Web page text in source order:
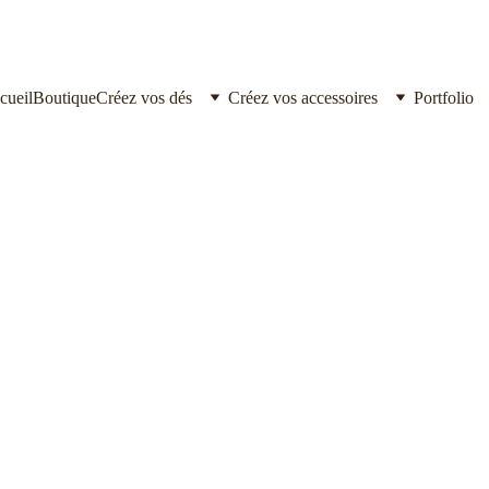
BoutiqueCréez vos dés Créez vos accessoires Portfolio